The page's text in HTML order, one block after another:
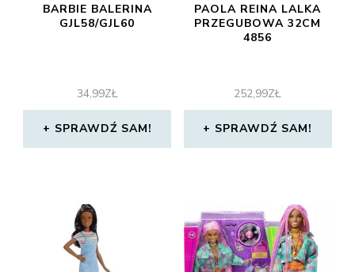
BARBIE BALERINA
GJL58/GJL60
34,99ZŁ
SPRAWDŹ SAM!
PAOLA REINA LALKA
PRZEGUBOWA 32CM
4856
252,99ZŁ
SPRAWDŹ SAM!